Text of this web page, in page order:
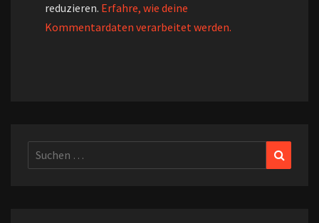
reduzieren. Erfahre, wie deine
Kommentardaten verarbeitet werden.
Suchen
nach: